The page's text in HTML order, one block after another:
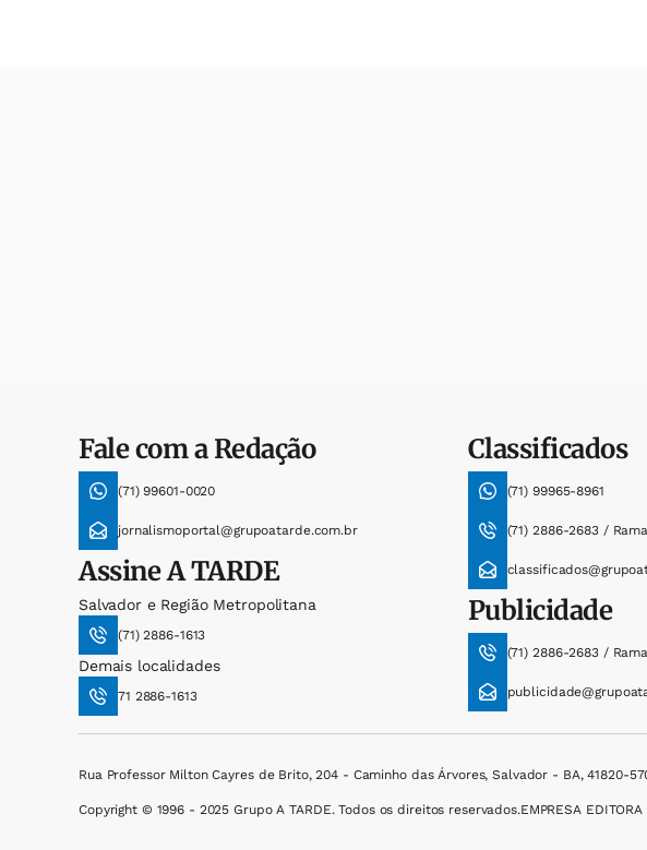
Fale com a Redação
(71) 99601-0020
jornalismoportal@grupoatarde.com.br
AssineA TARDE
Salvador e Região Metropolitana
(71) 2886-1613
Demais localidades
71 2886-1613
Classificados
(71) 99965-8961
(71) 2886-2683 /
Publicidade
(71) 2886-2683 /
Rua Professor Milton Cayres de Brito, 204 - Caminho das Árvores, Salvador - BA, 41820-
Copyright © 1996 - 2025 Grupo A TARDE. Todos os direitos reservados.EMPRESA